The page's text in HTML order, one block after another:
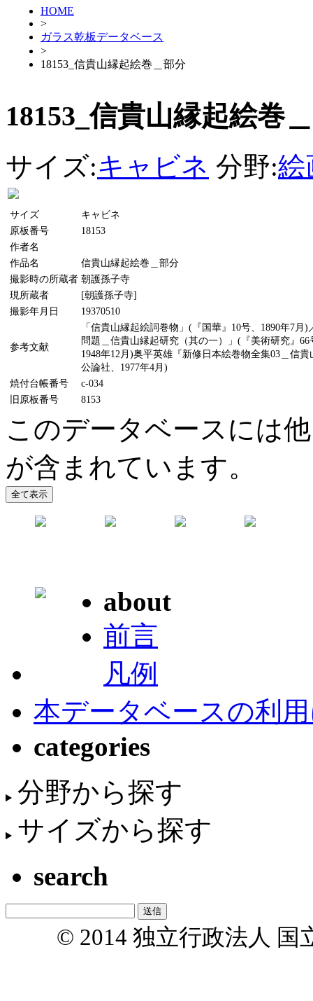
HOME
>
ガラス乾板データベース
>
18153_信貴山縁起絵巻＿部分
18153_信貴山縁起絵巻
サイズ:キャビネ 分野:絵
サイズ
キャビネ
原板番号
18153
作者名
作品名
信貴山縁起絵巻＿部分
撮影時の所蔵者 朝護孫子寺
現所蔵者
[朝護孫子寺]
撮影年月日
19370510
参考文献
「信貴山縁起絵詞巻物」(『国華』10号、1890年7
問題＿信貴山縁起研究（其の一）」(『美術研究』
1948年12月)奥平英雄『新修日本絵巻物全集03＿信
公論社、1977年4月)
焼付台帳番号
c-034
旧原板番号
8153
このデータベースには
が含まれています。
about
前言
凡例
本データベースの利
categories
分野から探す
サイズから探す
search
© 2014 独立行政法人 国